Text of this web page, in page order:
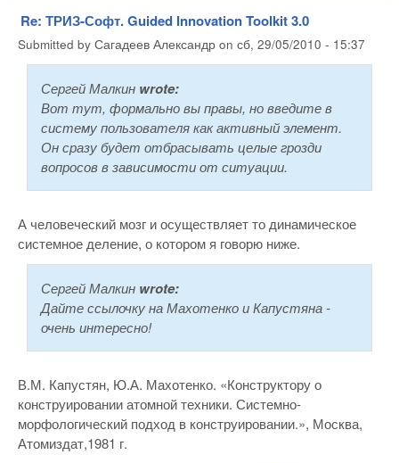
Re: ТРИЗ-Софт. Guided Innovation Toolkit 3.0
Submitted by Сагадеев Александр on сб, 29/05/2010 - 15:37
Сергей Малкин wrote:
Вот тут, формально вы правы, но введите в
систему пользователя как активный элемент.
Он сразу будет отбрасывать целые грозди
вопросов в зависимости от ситуации.
А человеческий мозг и осуществляет то динамическое
системное деление, о котором я говорю ниже.
Сергей Малкин wrote:
Дайте ссылочку на Махотенко и Капустяна -
очень интересно!
В.М. Капустян, Ю.А. Махотенко. «Конструктору о
конструировании атомной техники. Системно-
морфологический подход в конструировании.», Москва,
Атомиздат,1981 г.